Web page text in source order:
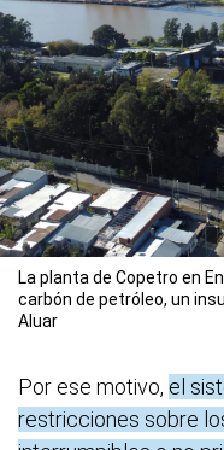
La planta de Copetro en
carbón de petróleo, un
Aluar
Por ese motivo, el
restricciones sobre